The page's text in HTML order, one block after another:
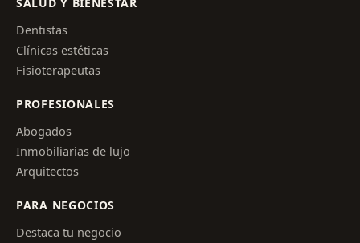
Dentistas
Clínicas estéticas
Fisioterapeutas
PROFESIONALES
Abogados
Inmobiliarias de lujo
Arquitectos
PARA NEGOCIOS
Destaca tu negocio